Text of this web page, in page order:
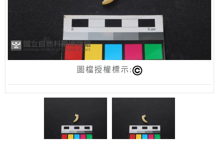
圖檔授權標示: